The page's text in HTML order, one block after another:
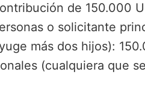
de 150.000
o solicitante
más dos hijos):
(cualquiera que